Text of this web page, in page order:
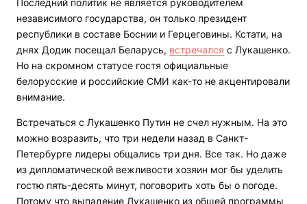
Последний политик не является руководителем
независимого государства, он только президент
республики в составе Боснии и Герцеговины. Кстати, на
днях Додик посещал Беларусь, встречался с Лукашенко.
Но на скромном статусе гостя официальные
белорусские и российские СМИ как-то не акцентировали
внимание.
Встречаться с Лукашенко Путин не счел нужным. На это
можно возразить, что три недели назад в Санкт-
Петербурге лидеры общались три дня. Все так. Но даже
из дипломатической вежливости хозяин мог бы уделить
гостю пять-десять минут, поговорить хоть бы о погоде.
Потому что выпадение Лукашенко из общей программы